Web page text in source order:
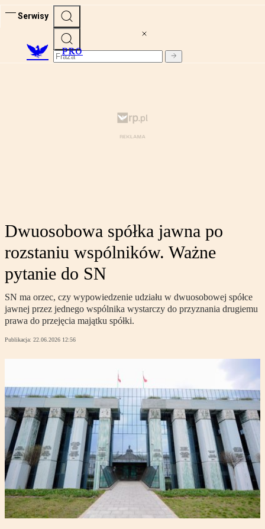
Serwisy
PRO
Dwuosobowa spółka jawna po
rozstaniu wspólników. Ważne
pytanie do SN
SN ma orzec, czy wypowiedzenie udziału w dwuosobowej spółce
jawnej przez jednego wspólnika wystarczy do przyznania drugiemu
prawa do przejęcia majątku spółki.
Publikacja: 22.06.2026 12:56